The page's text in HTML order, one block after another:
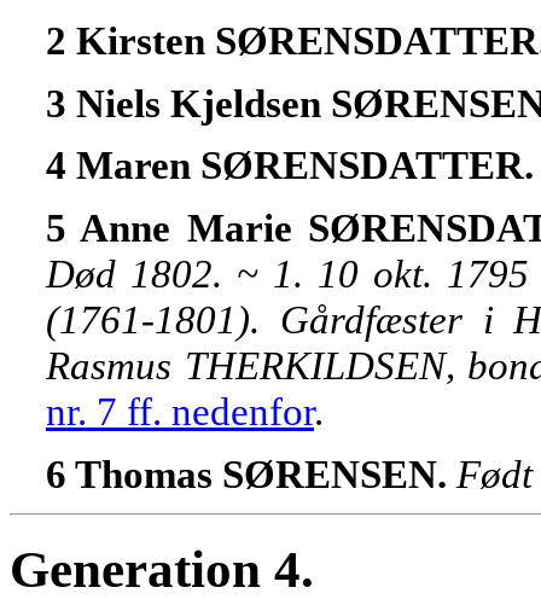
2 Kirsten
3 Niels Kjeldsen
4 Maren
5 Anne Marie
Død 1802. ~ 1. 10 okt.
(1761-1801). Gårdfæster i
Rasmus THERKILDSEN,
nr. 7 ff. nedenfor.
6 Thomas SØRENSEN.
Generation 4.